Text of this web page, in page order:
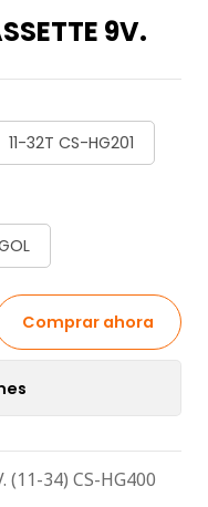
9V.
11-32T CS-HG201
Comprar ahora
(11-34) CS-HG400